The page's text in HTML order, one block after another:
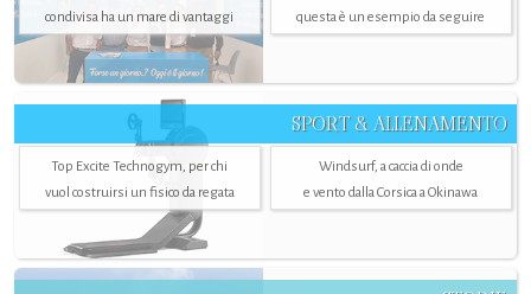
condivisa ha un mare di vantaggi
questa è un esempio da seguire
SPORT & ALLENAMENTO
Top Excite Technogym, per chi
vuol costruirsi un fisico da regata
Windsurf, a caccia di onde
e vento dalla Corsica a Okinawa